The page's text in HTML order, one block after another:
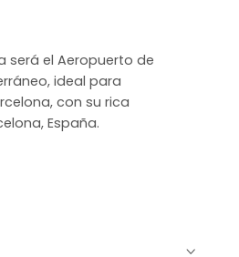
será el Aeropuerto de
ideal para
con su rica
España.